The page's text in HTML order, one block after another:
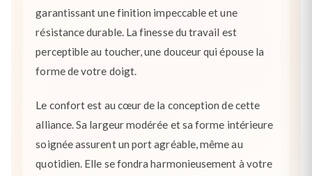
garantissant une finition impeccable et une
résistance durable. La finesse du travail est
perceptible au toucher, une douceur qui épouse la
forme de votre doigt.
Le confort est au cœur de la conception de cette
alliance. Sa largeur modérée et sa forme intérieure
soignée assurent un port agréable, même au
quotidien. Elle se fondra harmonieusement à votre